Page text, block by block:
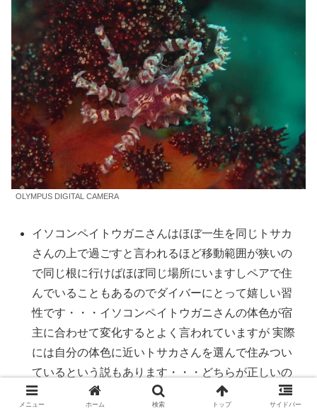
OLYMPUS DIGITAL CAMERA
イソコンペイトウガニさんはほぼ一生を同じトサカ
さんの上で過ごすと言われるほど移動範囲が狭いの
で同じ根に行けばほぼ同じ場所にいますしペアで住
んでいることもあるのでダイバーにとって嬉しい習
性です・・・イソコンペイトウガニさんの体色が宿
主に合わせて変化するとよく言われていますが 実際
には自分の体色に近いトサカさんを選んで住みつい
ているという説もあります・・・どちらが正しいの
かよくわかりませんがダイバー仲間ではこの説はか
メニュー ホーム 検索 トップ サイドバー